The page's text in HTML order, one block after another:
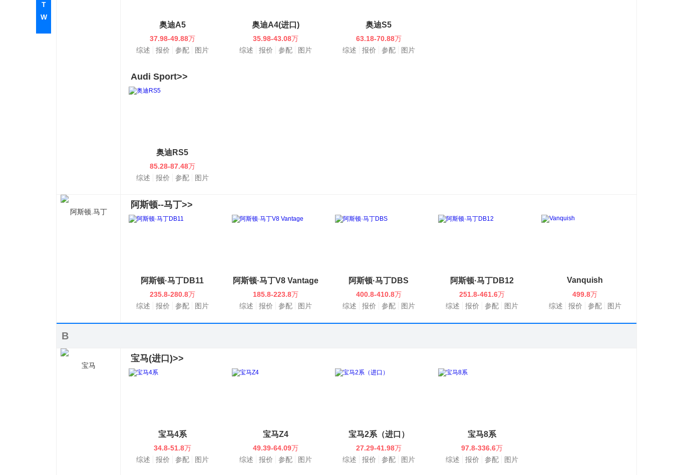
T
W
奥迪A5
37.98-49.88万
综述
报价 参配 图片
奥迪A4(进口)
35.98-43.08万
综述
报价 参配 图片
奥迪S5
63.18-70.88万
综述
报价 参配 图片
Audi Sport>>
奥迪RS5
85.28-87.48万
综述
报价 参配 图片
阿斯顿.马丁
阿斯顿--马丁>>
阿斯顿·马丁DB11
235.8-280.8万
综述
报价 参配 图片
阿斯顿·马丁V8 Vantage
185.8-223.8万
综述
报价 参配 图片
阿斯顿·马丁DBS
400.8-410.8万
综述
报价 参配 图片
阿斯顿·马丁DB12
251.8-461.6万
综述
报价 参配 图片
Vanquish
499.8万
综述
报价 参配 图片
B
宝马
宝马(进口)>>
宝马4系
34.8-51.8万
综述
报价 参配 图片
宝马Z4
49.39-64.09万
综述
报价 参配 图片
宝马2系（进口）
27.29-41.98万
综述
报价 参配 图片
宝马8系
97.8-336.6万
综述
报价 参配 图片